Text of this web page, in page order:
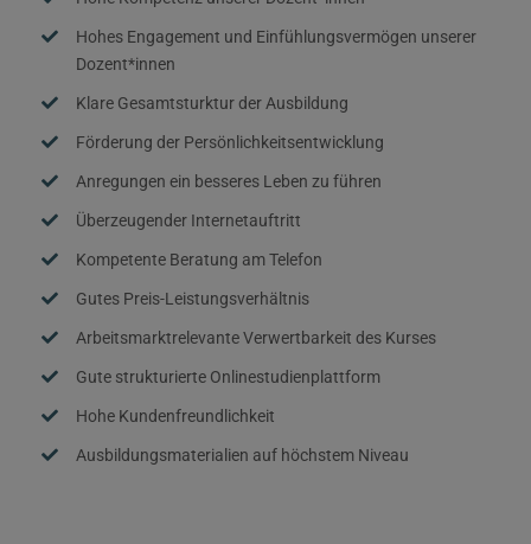
Hohes Engagement und Einfühlungsvermögen unserer
Dozent*innen
Klare Gesamtsturktur der Ausbildung
Förderung der Persönlichkeitsentwicklung
Anregungen ein besseres Leben zu führen
Überzeugender Internetauftritt
Kompetente Beratung am Telefon
Gutes Preis-Leistungsverhältnis
Arbeitsmarktrelevante Verwertbarkeit des Kurses
Gute strukturierte Onlinestudienplattform
Hohe Kundenfreundlichkeit
Ausbildungsmaterialien auf höchstem Niveau